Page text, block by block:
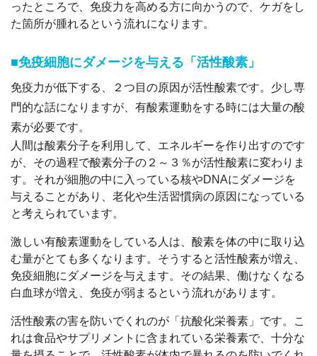
ったところで、免疫力を高める方に向かうので、ケガをし
た箇所が腫れるという流れになります。
■免疫細胞にダメージを与える「活性酸素」
免疫力が低下する、２つ目の原因が活性酸素です。少し専
門的な話になりますが、有酸素運動をする時には大量の酸
素が必要です。
人間は酸素分子を利用して、エネルギーを作り出すのです
が、その過程で酸素分子の２～３％が活性酸素に変わりま
す。それが細胞の中に入っている核やDNAにダメージを
与えることがあり、老化や生活習慣病の原因になっている
と考えられています。
激しい有酸素運動をしている人は、酸素を体の中に取り込
む量がとても多くなります。そうすると活性酸素が増え、
免疫細胞にダメージを与えます。その結果、働けなくなる
白血球が増え、免疫が弱まるという流れがあります。
活性酸素の害を防いでくれのが「抗酸化栄養素」です。こ
れは食品やサプリメントに含まれている栄養素で、十分な